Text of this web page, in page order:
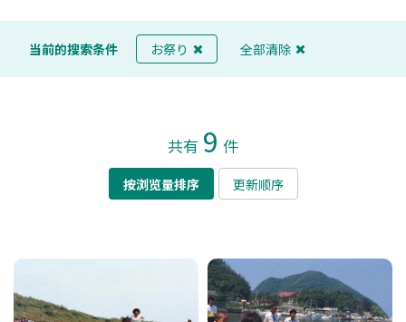
当前的搜索条件 お祭り 全部清除
共有 9 件
按浏览量排序 更新顺序